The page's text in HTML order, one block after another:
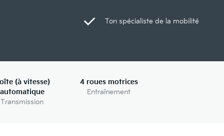
Ton spécialiste de la mobilité
(à vitesse)
automatique
Transmission
4 roues motrices
Entraînement